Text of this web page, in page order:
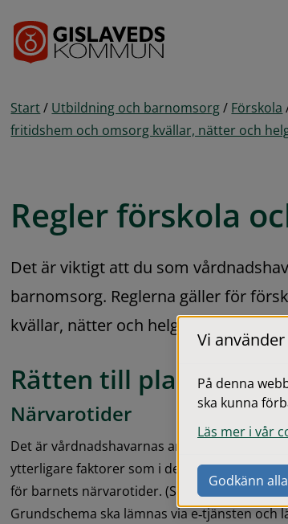
Start / Utbildning och barnomsorg / Förskola
fritidshem och omsorg kvällar, nätter och
Regler förskola
Det är viktigt att du som
barnomsorg. Reglerna gäller för
kvällar, nätter och helger.
Rätten till plats
Närvarotider
Det är vårdnadshavarnas arbets-, studie-
ytterligare faktorer som i det enskilda fallet
för barnets närvarotider. (Skollagen 8 kap. §
Grundschema ska lämnas via e‑tjänsten och
Vi
På denna
ska kunna
Läs mer i vår
Godkänn